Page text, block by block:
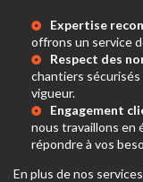
Expertise
offrons un service
Respect des
chantiers
vigueur.
Engagement
nous travaillons en
répondre à vos
En plus de nos